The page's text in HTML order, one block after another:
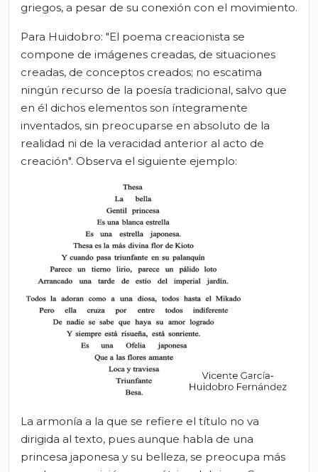
griegos, a pesar de su conexión con el movimiento.
Para Huidobro: "El poema creacionista se
compone de imágenes creadas, de situaciones
creadas, de conceptos creados; no escatima
ningún recurso de la poesía tradicional, salvo que
en él dichos elementos son íntegramente
inventados, sin preocuparse en absoluto de la
realidad ni de la veracidad anterior al acto de
creación". Observa el siguiente ejemplo:
La armonía a la que se refiere el título no va
dirigida al texto, pues aunque habla de una
princesa japonesa y su belleza, se preocupa más